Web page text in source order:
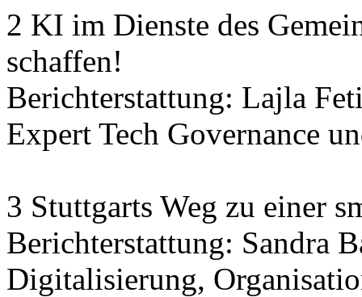
2 KI im Dienste des
schaffen!
Berichterstattung: Lajla
Expert Tech Governance
3 Stuttgarts Weg zu einer
Berichterstattung: Sandra
Digitalisierung,